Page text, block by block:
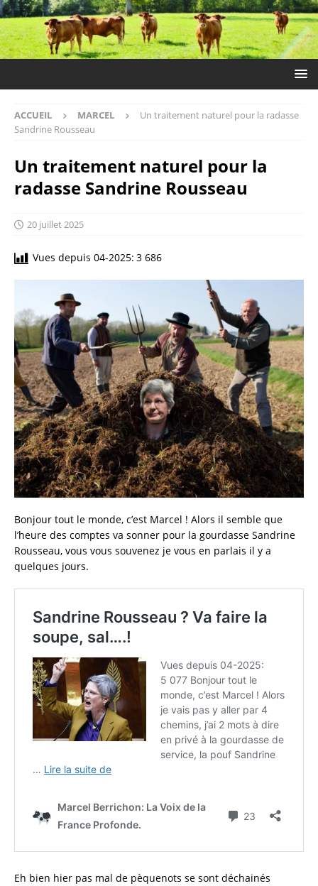
ACCUEIL MARCEL
Un traitement naturel pour la radasse
Sandrine Rousseau
Un traitement naturel pour la
radasse Sandrine Rousseau
20 juillet 2025
Vues depuis 04-2025: 3 686
Bonjour tout le monde, c’est Marcel ! Alors il semble que
l’heure des comptes va sonner pour la gourdasse Sandrine
Rousseau, vous vous souvenez je vous en parlais il y a
quelques jours.
Eh bien hier pas mal de pèquenots se sont déchainés